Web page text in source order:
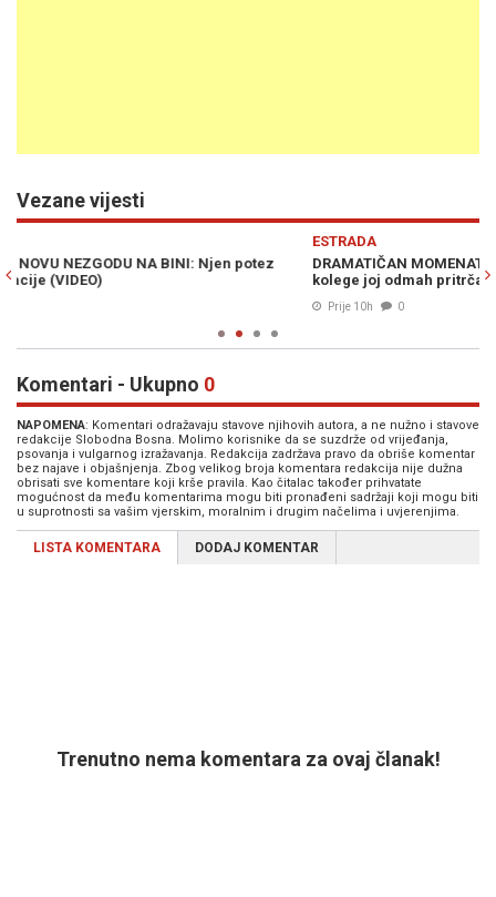
Vezane vijesti
DRAMATIČAN MOMENAT U BUDVI: Brena se spotakla i pala,
kolege joj odmah pritrčale u pomoć (VIDEO)
Komentari - Ukupno 0
NAPOMENA: Komentari odražavaju stavove njihovih autora, a ne nužno i stavove
redakcije Slobodna Bosna. Molimo korisnike da se suzdrže od vrijeđanja,
psovanja i vulgarnog izražavanja. Redakcija zadržava pravo da obriše komentar
bez najave i objašnjenja. Zbog velikog broja komentara redakcija nije dužna
obrisati sve komentare koji krše pravila. Kao čitalac također prihvatate
mogućnost da među komentarima mogu biti pronađeni sadržaji koji mogu biti
u suprotnosti sa vašim vjerskim, moralnim i drugim načelima i uvjerenjima.
LISTA KOMENTARA DODAJ KOMENTAR
Trenutno nema komentara za ovaj članak!